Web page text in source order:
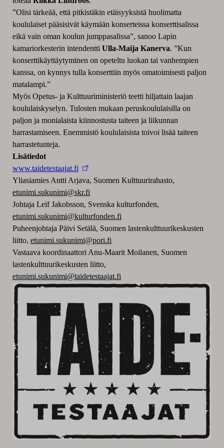
”Olisi tärkeää, että pitkistäkin etäisyyksistä huolimatta
koululaiset pääsisivät käymään konserteissa konserttisalissa
eikä vain oman koulun jumppasalissa”, sanoo Lapin
kamariorkesterin intendentti Ulla-Maija Kanerva. ”Kun
konserttikäyttäytyminen on opeteltu luokan tai vanhempien
kanssa, on kynnys tulla konserttiin myös omatoimisesti paljon
matalampi.”
Myös Opetus- ja Kulttuuriministeriö teetti hiljattain laajan
koululaiskyselyn. Tulosten mukaan peruskoululaisilla on
paljon ja monialaista kiinnostusta taiteen ja liikunnan
harrastamiseen. Enemmistö koululaisista toivoi lisää taiteen
harrastetunteja.
Lisätiedot
www.taidetestaajat.fi
Yliasiamies Antti Arjava, Suomen Kulttuurirahasto,
etunimi.sukunimi@skr.fi
Johtaja Leif Jakobsson, Svenska kulturfonden,
etunimi.sukunimi@kulturfonden.fi
Puheenjohtaja Päivi Setälä, Suomen lastenkulttuurikeskusten
liitto, etunimi.sukunimi@pori.fi
Vastaava koordinaattori Anu-Maarit Moilanen, Suomen
lastenkulttuurikeskusten liitto,
etunimi.sukunimi@taidetestaajat.fi